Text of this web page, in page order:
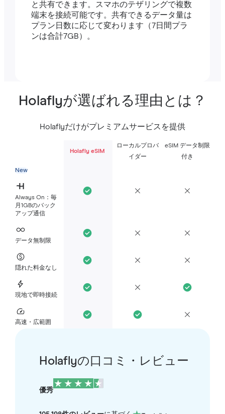
と共有できます。スマホのテザリングで複数
端末を接続可能です。共有できるデータ量は
プラン日数に応じて変わります（7日間プラ
ンは合計7GB）。
Holaflyが選ばれる理由とは？
Holaflyだけがプレミアムサービスを提供
Holafly eSIM
ローカルプロバ
イダー
eSIM データ制限
付き
New
Always On：毎
月1GBのバック
アップ通信
データ無制限
隠れた料金なし
現地で即時接続
高速・広範囲
Holaflyの口コミ・レビュー
優秀